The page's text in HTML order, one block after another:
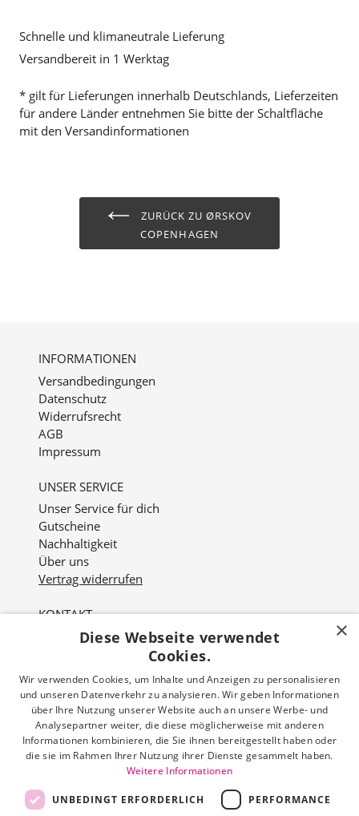
Schnelle und klimaneutrale Lieferung
Versandbereit in 1 Werktag
* gilt für Lieferungen innerhalb Deutschlands, Lieferzeiten
für andere Länder entnehmen Sie bitte der Schaltfläche
mit den Versandinformationen
ZURÜCK ZU ØRSKOV
COPENHAGEN
INFORMATIONEN
Versandbedingungen
Datenschutz
Widerrufsrecht
AGB
Impressum
UNSER SERVICE
Unser Service für dich
Gutscheine
Nachhaltigkeit
Über uns
Vertrag widerrufen
KONTAKT
Nordviver 2
Öffnungszeiten:
Mo - Fr: 10:00 - 18:00 Uhr
Sa: 10:00 - 16:00 Uhr
Tel: 04161 512 251
×
Diese Webseite verwendet
Cookies.
Wir verwenden Cookies, um Inhalte und Anzeigen zu personalisieren
und unseren Datenverkehr zu analysieren. Wir geben Informationen
über Ihre Nutzung unserer Website auch an unsere Werbe- und
Analysepartner weiter, die diese möglicherweise mit anderen
Informationen kombinieren, die Sie ihnen bereitgestellt haben oder
die sie im Rahmen Ihrer Nutzung ihrer Dienste gesammelt haben.
Weitere Informationen
UNBEDINGT ERFORDERLICH PERFORMANCE